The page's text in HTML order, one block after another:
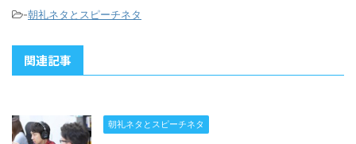
-朝礼ネタとスピーチネタ
関連記事
朝礼ネタとスピーチネタ